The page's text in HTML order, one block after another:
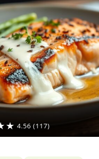
4.56 (117)